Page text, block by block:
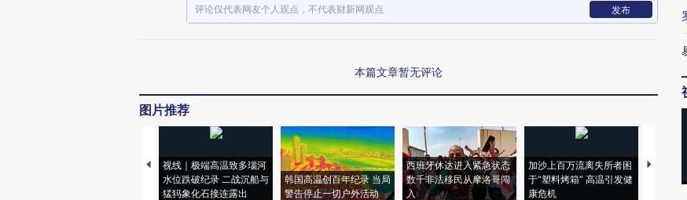
评论仅代表网友个人观点，不代表财新网观点 发布
本篇文章暂无评论
图片推荐
视线｜极端高温致多瑙河
水位跌破纪录 二战沉船与
猛犸象化石接连露出
韩国高温创百年纪录 当局
警告停止一切户外活动
西班牙休达进入紧急状态
数千非法移民从摩洛哥闯
入
加沙上百万流离失所者困
于“塑料烤箱” 高温引发健
康危机
马航飞
粒摇头